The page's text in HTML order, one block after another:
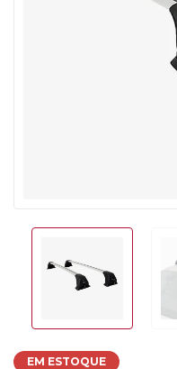
EM ESTOQUE